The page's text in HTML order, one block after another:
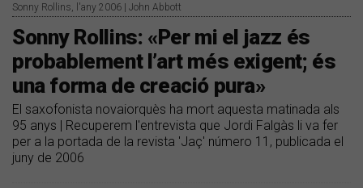
Sonny Rollins, l'any 2006 | John Abbott
Sonny Rollins: «Per mi el jazz és
probablement l’art més exigent; és
una forma de creació pura»
El saxofonista novaiorquès ha mort aquesta matinada als
95 anys | Recuperem l'entrevista que Jordi Falgàs li va fer
per a la portada de la revista 'Jaç' número 11, publicada el
juny de 2006